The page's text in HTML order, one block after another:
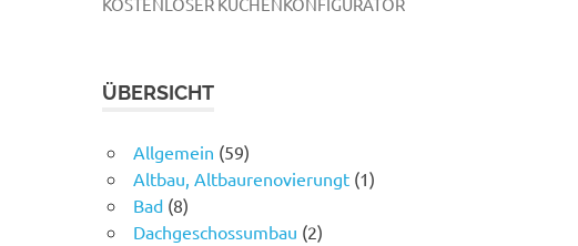
ÜBERSICHT
Allgemein (59)
Altbau, Altbaurenovierungt (1)
Bad (8)
Dachgeschossumbau (2)